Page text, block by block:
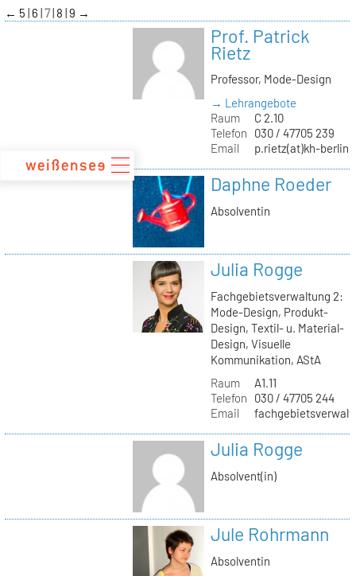
zum
Inhalt
← 5 6 7 8 9 →
Prof. Patrick
Rietz
Professor, Mode-Design
→ Lehrangebote
Raum
C 2.10
Telefon
030 / 47705 239
Email
p.rietz(at)kh-
Daphne Roeder
Absolventin
Julia Rogge
Fachgebietsverwaltung 2:
Mode-Design, Produkt-
Design, Textil- u. Material-
Design, Visuelle
Kommunikation, AStA
Raum
A1.11
Telefon
030 / 47705 244
Email
Julia Rogge
Absolvent(in)
Jule Rohrmann
Absolventin